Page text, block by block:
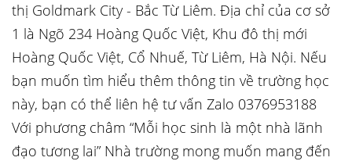
thị Goldmark City - Bắc Từ Liêm. Địa chỉ của cơ sở
1 là Ngõ 234 Hoàng Quốc Việt, Khu đô thị mới
Hoàng Quốc Việt, Cổ Nhuế, Từ Liêm, Hà Nội. Nếu
bạn muốn tìm hiểu thêm thông tin về trường học
này, bạn có thể liên hệ tư vấn Zalo 0376953188
Với phương châm “Mỗi học sinh là một nhà lãnh
đạo tương lai” Nhà trường mong muốn mang đến